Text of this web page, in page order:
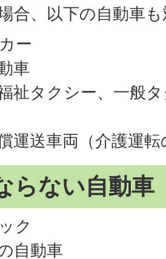
合、以下の自動車
ー
車
祉タクシー、一般
運送車両（介護運
らない自動車
ク
自動車